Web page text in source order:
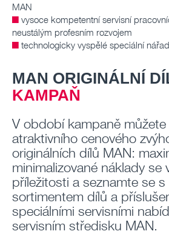
MAN
■ vysoce kompetentní servisní
neustálým profesním rozvojem
■ technologicky vyspělé speciální
MAN ORIGINÁLNÍ
KAMPAŇ
V období kampaně můžete
atraktivního cenového
originálních dílů MAN:
minimalizované náklady se
příležitosti a seznamte se s
sortimentem dílů a
speciálními servisními
servisním středisku MAN.